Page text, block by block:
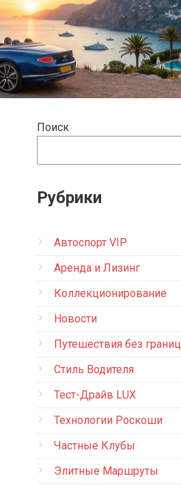
Поиск
Рубрики
Автоспорт VIP
Аренда и Лизинг
Коллекционирование
Новости
Путешествия без границ
Стиль Водителя
Тест-Драйв LUX
Технологии Роскоши
Частные Клубы
Элитные Маршруты